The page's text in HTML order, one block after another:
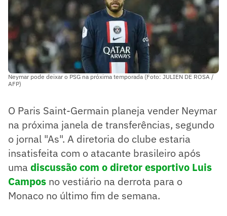
Neymar pode deixar o PSG na próxima temporada (Foto: JULIEN DE ROSA /
AFP)
O Paris Saint-Germain planeja vender Neymar
na próxima janela de transferências, segundo
o jornal "As". A diretoria do clube estaria
insatisfeita com o atacante brasileiro após
uma discussão com o diretor esportivo Luis
Campos no vestiário na derrota para o
Monaco no último fim de semana.